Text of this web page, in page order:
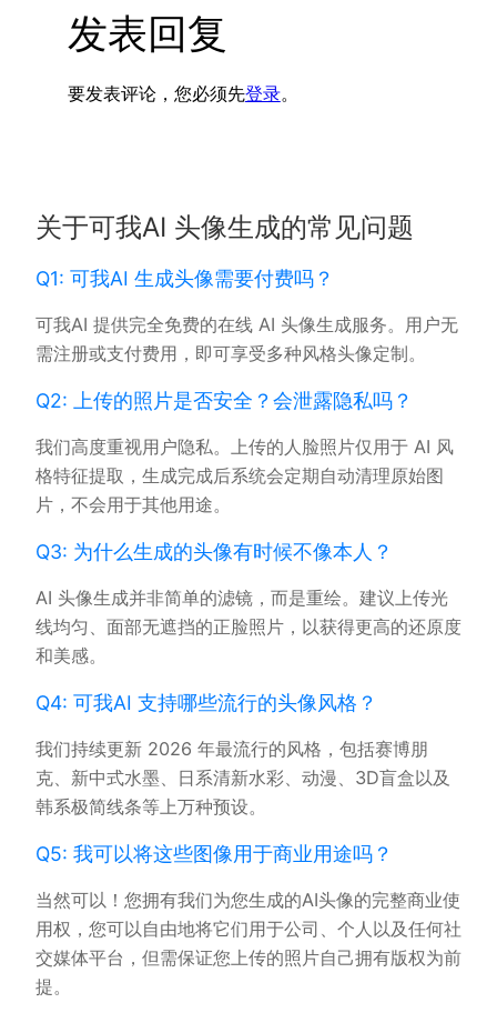
发表回复
要发表评论，您必须先登录。
关于可我AI 头像生成的常见问题
Q1: 可我AI 生成头像需要付费吗？
可我AI 提供完全免费的在线 AI 头像生成服务。用户无
需注册或支付费用，即可享受多种风格头像定制。
Q2: 上传的照片是否安全？会泄露隐私吗？
我们高度重视用户隐私。上传的人脸照片仅用于 AI 风
格特征提取，生成完成后系统会定期自动清理原始图
片，不会用于其他用途。
Q3: 为什么生成的头像有时候不像本人？
AI 头像生成并非简单的滤镜，而是重绘。建议上传光
线均匀、面部无遮挡的正脸照片，以获得更高的还原度
和美感。
Q4: 可我AI 支持哪些流行的头像风格？
我们持续更新 2026 年最流行的风格，包括赛博朋
克、新中式水墨、日系清新水彩、动漫、3D盲盒以及
韩系极简线条等上万种预设。
Q5: 我可以将这些图像用于商业用途吗？
当然可以！您拥有我们为您生成的AI头像的完整商业使
用权，您可以自由地将它们用于公司、个人以及任何社
交媒体平台，但需保证您上传的照片自己拥有版权为前
提。